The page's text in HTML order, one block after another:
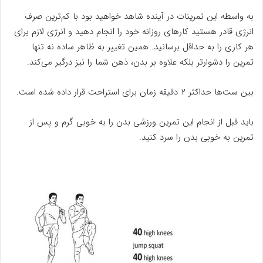
به واسطه این تمرینات در آینده شاهد خواهید بود با کم‌ترین صرف
انرژی قادر هستید کارهای روزانه خود را انجام دهید و انرژی لازم برای
هر کاری را به حداقل برسانید. همین تغییر به ظاهر ساده نه تنها
تمرین را دشوارتر بلکه علاوه بر بدن، ذهن شما را نیز درگیر می‌کند.
بین ست‌ها حداکثر ۲ دقیقه زمان برای استراحت قرار داده شده است.
باید قبل از انجام این تمرین ورزشی بدن را به خوبی گرم و پس از
تمرین به خوبی بدن را سرد کنید.